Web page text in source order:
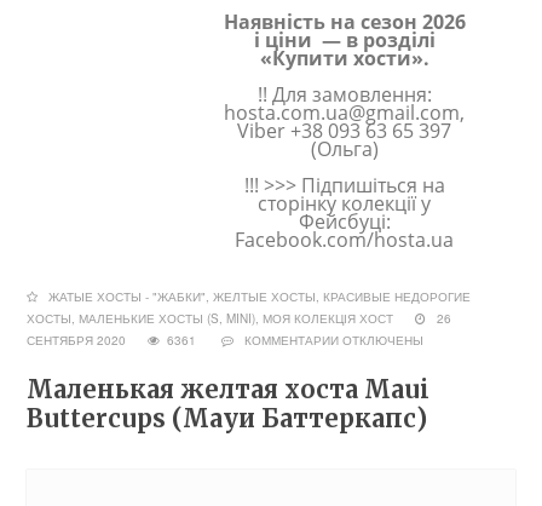
Наявність на сезон 2026
і ціни — в розділі
«Купити хости».
!! Для замовлення:
hosta.com.ua@gmail.com,
Viber +38 093 63 65 397
(Ольга)
!!! >>> Підпишіться на
сторінку колекції у
Фейсбуці:
Facebook.com/hosta.ua
ЖАТЫЕ ХОСТЫ - "ЖАБКИ",ЖЕЛТЫЕ ХОСТЫ, КРАСИВЫЕ НЕДОРОГИЕ
ХОСТЫ, МАЛЕНЬКИЕ ХОСТЫ (S, MINI), МОЯ КОЛЕКЦІЯ ХОСТ
26
СЕНТЯБРЯ 2020
6361 КОММЕНТАРИИ ОТКЛЮЧЕНЫ
Маленькая желтая хоста Maui
Buttercups (Мауи Баттеркапс)